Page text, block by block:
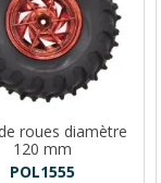
roues diamètre
120 mm
POL1555